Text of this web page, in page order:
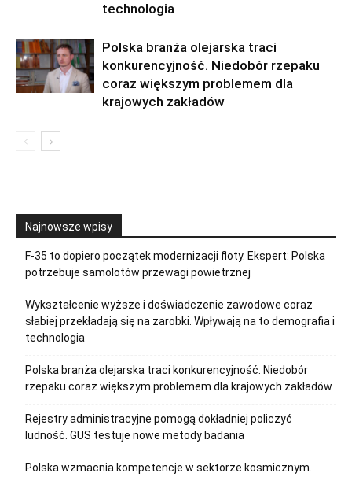
technologia
Polska branża olejarska traci
konkurencyjność. Niedobór rzepaku
coraz większym problemem dla
krajowych zakładów
Najnowsze wpisy
F-35 to dopiero początek modernizacji floty. Ekspert: Polska
potrzebuje samolotów przewagi powietrznej
Wykształcenie wyższe i doświadczenie zawodowe coraz
słabiej przekładają się na zarobki. Wpływają na to demografia i
technologia
Polska branża olejarska traci konkurencyjność. Niedobór
rzepaku coraz większym problemem dla krajowych zakładów
Rejestry administracyjne pomogą dokładniej policzyć
ludność. GUS testuje nowe metody badania
Polska wzmacnia kompetencje w sektorze kosmicznym.